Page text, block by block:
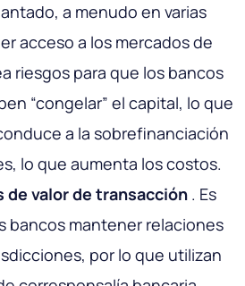
a menudo en varias
acceso a los mercados de
riesgos para que los bancos
“congelar” el capital, lo que
a la sobrefinanciación
lo que aumenta los costos.
de valor de transacción . Es
bancos mantener relaciones
por lo que utilizan